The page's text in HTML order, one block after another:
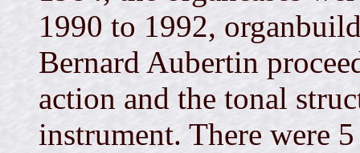
1990 to 1992,
Bernard Aubertin
action and the tonal
instrument. There were